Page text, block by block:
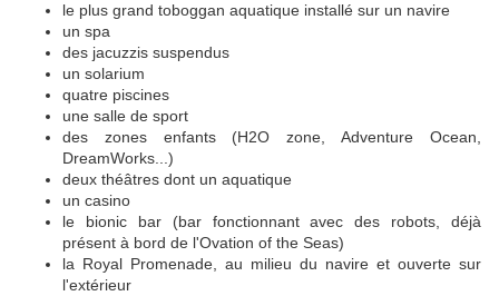
le plus grand toboggan aquatique installé sur un navire
un spa
des jacuzzis suspendus
un solarium
quatre piscines
une salle de sport
des zones enfants (H2O zone, Adventure Ocean,
DreamWorks...)
deux théâtres dont un aquatique
un casino
le bionic bar (bar fonctionnant avec des robots, déjà
présent à bord de l'Ovation of the Seas)
la Royal Promenade, au milieu du navire et ouverte sur
l'extérieur